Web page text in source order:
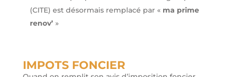
(CITE) est désormais remplacé par « ma prime
renov’ »
IMPOTS FONCIER